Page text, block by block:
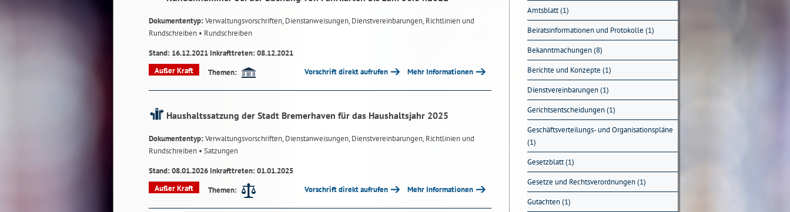
Dokumententyp:Verwaltungsvorschriften, Dienstanweisungen, Dienstvereinbarungen, Richtlinien und
Rundschreiben • Rundschreiben
Stand: 16.12.2021 Inkrafttreten: 08.12.2021
Außer Kraft
Themen: Vorschrift direkt aufrufen Mehr Informationen
Haushaltssatzung der Stadt Bremerhaven für das Haushaltsjahr 2025
Dokumententyp:Verwaltungsvorschriften, Dienstanweisungen, Dienstvereinbarungen, Richtlinien und
Rundschreiben • Satzungen
Stand: 08.01.2026 Inkrafttreten: 01.01.2025
Außer Kraft
Themen: Vorschrift direkt aufrufen Mehr Informationen
Amtsblatt (1)
Beiratsinformationen und Protokolle (1)
Bekanntmachungen (8)
Berichte und Konzepte (1)
Dienstvereinbarungen (1)
Gerichtsentscheidungen (1)
Geschäftsverteilungs- und Organisationspläne
(1)
Gesetzblatt (1)
Gesetze und Rechtsverordnungen (1)
Gutachten (1)